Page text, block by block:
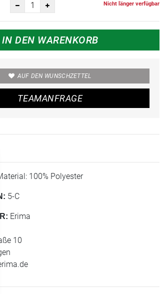
Nicht länger verfügbar
IN DEN WARENKORB
AUF DEN WUNSCHZETTEL
TEAMANFRAGE
100% Polyester
5-C
Erima
10